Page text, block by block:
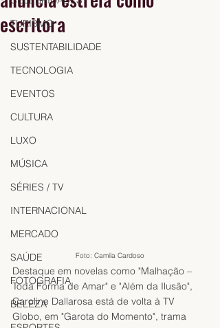
TURISMO
SUSTENTABILIDADE
TECNOLOGIA
EVENTOS
CULTURA
LUXO
MÚSICA
SÉRIES / TV
INTERNACIONAL
MERCADO
SAÚDE
FOTOGRAFIA
BELEZA
escritora
Foto: Camila Cardoso
Destaque em novelas como "Malhação –
Toda Forma de Amar" e "Além da Ilusão",
Caroline Dallarosa está de volta à TV
Globo, em "Garota do Momento", trama